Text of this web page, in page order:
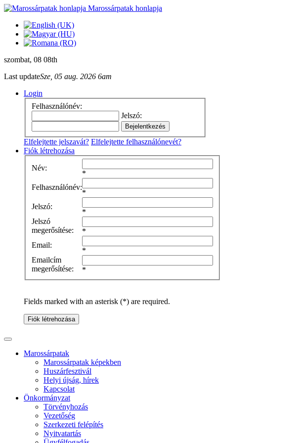
Marossárpatak honlapja
szombat, 08 08th
Last updateSze, 05 aug. 2026 6am
Login
Felhasználónév:
Jelszó:
Elfelejtette jelszavát? Elfelejtette felhasználónevét?
Fiók létrehozása
Név:
*
Felhasználónév:
*
Jelszó:
*
Jelszó
megerősítése:
*
Email:
*
Emailcím
megerősítése:
*
Fields marked with an asterisk (*) are required.
Fiók létrehozása
Marossárpatak
Marossárpatak képekben
Huszárfesztivál
Helyi újság, hírek
Kapcsolat
Önkormányzat
Törvényhozás
Vezetőség
Szerkezeti felépítés
Nyitvatartás